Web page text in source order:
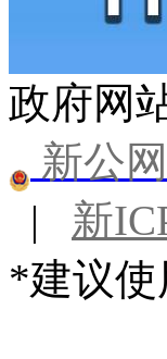
消防
残联
机关
信访
数字
政府网
新公
|
新
*建议使